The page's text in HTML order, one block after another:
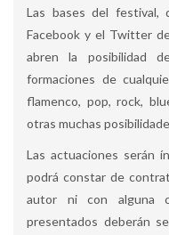
Las bases del festival,
Facebook y el Twitter
abren la posibilidad
formaciones de
flamenco, pop, rock,
otras muchas
Las actuaciones serán
podrá constar de
autor ni con alguna
presentados deberán